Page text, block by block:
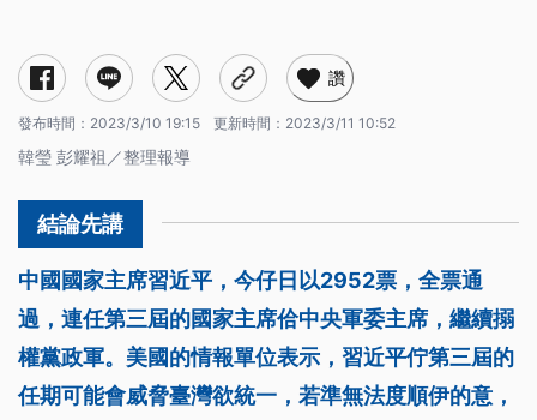
讚
發布時間： 2023/3/10 19:15 更新時間： 2023/3/11 10:52
韓瑩 彭耀祖／整理報導
中國國家主席習近平，今仔日以2952票，全票通
過，連任第三屆的國家主席佮中央軍委主席，繼續搦
權黨政軍。美國的情報單位表示，習近平佇第三屆的
任期可能會威脅臺灣欲統一，若準無法度順伊的意，